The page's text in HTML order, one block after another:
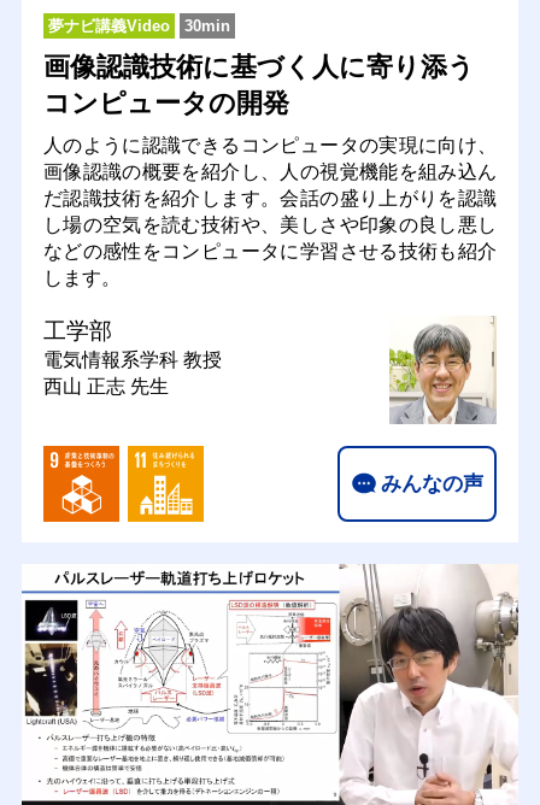
夢ナビ講義Video 30min
画像認識技術に基づく人に寄り添う
コンピュータの開発
人のように認識できるコンピュータの実現に向け、
画像認識の概要を紹介し、人の視覚機能を組み込ん
だ認識技術を紹介します。会話の盛り上がりを認識
し場の空気を読む技術や、美しさや印象の良し悪し
などの感性をコンピュータに学習させる技術も紹介
します。
工学部
電気情報系学科 教授
西山 正志 先生
みんなの声